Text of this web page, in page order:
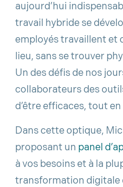
aujourd’hui
travail hybride se
employés travaillent et
lieu, sans se trouver
Un des défis de nos
collaborateurs des
d’être efficaces, tout
Dans cette optique,
proposant un panel
à vos besoins et à la
transformation digitale